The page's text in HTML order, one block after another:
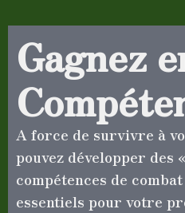
Gagnez
A force de survivre à
pouvez développer des
compétences de
essentiels pour votre